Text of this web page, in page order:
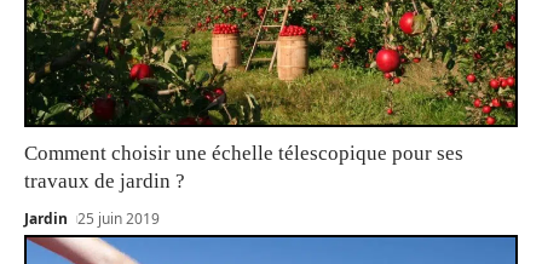
Comment choisir une échelle télescopique pour ses
travaux de jardin ?
Jardin 25 juin 2019